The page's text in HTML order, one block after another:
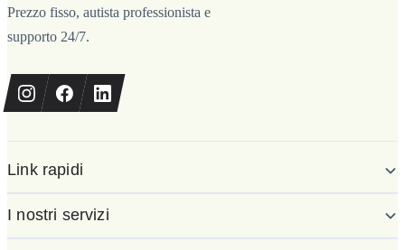
Prezzo fisso, autista professionista e
supporto 24/7.
Link rapidi
I nostri servizi